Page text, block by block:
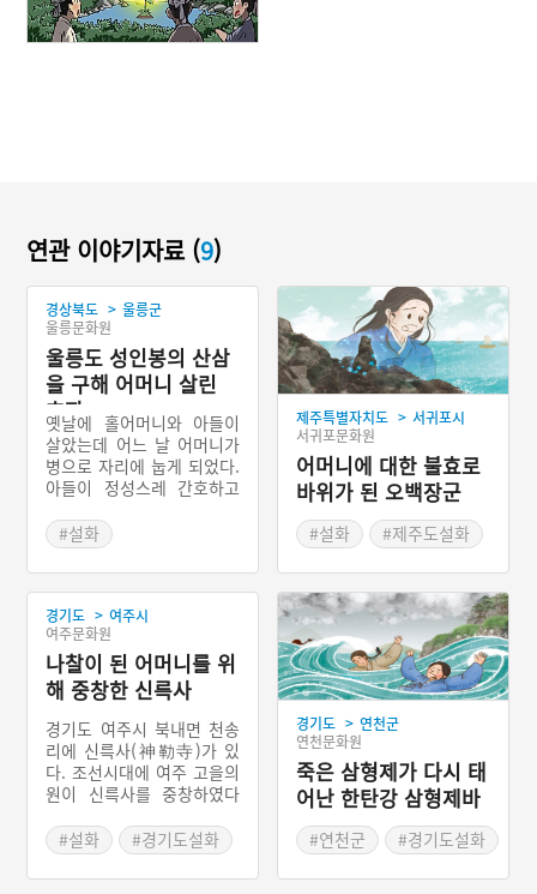
연관 이야기자료 (9)
경상북도 > 울릉군
울릉문화원
울릉도 성인봉의 산삼
을 구해 어머니 살린
효자
옛날에 홀어머니와 아들이
살았는데 어느 날 어머니가
병으로 자리에 눕게 되었다.
아들이 정성스레 간호하고
니의 병은 차도가 없었다.
아들의 꿈에 한 노인이 나타
나 어느 섬의 산에 올라가
산삼을 찾아오라고 하자 잠
에서 깬 아들은 무작정 배를
타고 섬으로 갔다. 섬에서
가장 높은 봉우리에 올라 잠
시 쉬다 또 잠이 들었는데
노인이 다시 나타나 아들 근
처에 있는 붉은 열매가 있는
풀이 산삼이라고 알려주었
다. 아들은 산삼을 캐어 배
를 타고 집으로 돌아와 어머
이 씻은 듯이 나았고 왕에게
까지 알려져 후한 상을 받았
다고 한다.
#설화
제주특별자치도 > 서귀포시
서귀포문화원
어머니에 대한 불효로
바위가 된 오백장군
#설화 #제주도설화
경기도 > 여주시
여주문화원
나찰이 된 어머니를 위
해 중창한 신륵사
경기도 여주시 북내면 천송
리에 신륵사(神勒寺)가 있
다. 조선시대에 여주 고을의
원이 신륵사를 중창하였다
보러 가는 길에 주먹밥을 먹
고 잠시 잠이 들었다가 꿈을
꾼다. 꿈속에서 여인으로 변
#설화
#경기도설화
경기도 > 연천군
연천문화원
죽은 삼형제가 다시 태
어난 한탄강 삼형제바
위#연천군 #경기도설화